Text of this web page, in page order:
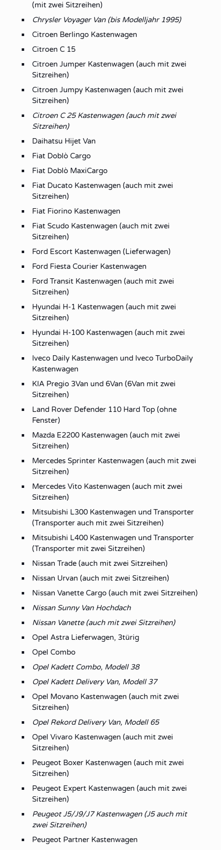
(mit zwei Sitzreihen)
Chrysler Voyager Van (bis Modelljahr 1995)
Citroen Berlingo Kastenwagen
Citroen C 15
Citroen Jumper Kastenwagen (auch mit zwei
Sitzreihen)
Citroen Jumpy Kastenwagen (auch mit zwei
Sitzreihen)
Citroen C 25 Kastenwagen (auch mit zwei
Sitzreihen)
Daihatsu Hijet Van
Fiat Doblò Cargo
Fiat Doblò MaxiCargo
Fiat Ducato Kastenwagen (auch mit zwei
Sitzreihen)
Fiat Fiorino Kastenwagen
Fiat Scudo Kastenwagen (auch mit zwei
Sitzreihen)
Ford Escort Kastenwagen (Lieferwagen)
Ford Fiesta Courier Kastenwagen
Ford Transit Kastenwagen (auch mit zwei
Sitzreihen)
Hyundai H-1 Kastenwagen (auch mit zwei
Sitzreihen)
Hyundai H-100 Kastenwagen (auch mit zwei
Sitzreihen)
Iveco Daily Kastenwagen und Iveco TurboDaily
Kastenwagen
KIA Pregio 3Van und 6Van (6Van mit zwei
Sitzreihen)
Land Rover Defender 110 Hard Top (ohne
Fenster)
Mazda E2200 Kastenwagen (auch mit zwei
Sitzreihen)
Mercedes Sprinter Kastenwagen (auch mit zwei
Sitzreihen)
Mercedes Vito Kastenwagen (auch mit zwei
Sitzreihen)
Mitsubishi L300 Kastenwagen und Transporter
(Transporter auch mit zwei Sitzreihen)
Mitsubishi L400 Kastenwagen und Transporter
(Transporter mit zwei Sitzreihen)
Nissan Trade (auch mit zwei Sitzreihen)
Nissan Urvan (auch mit zwei Sitzreihen)
Nissan Vanette Cargo (auch mit zwei Sitzreihen)
Nissan Sunny Van Hochdach
Nissan Vanette (auch mit zwei Sitzreihen)
Opel Astra Lieferwagen, 3türig
Opel Combo
Opel Kadett Combo, Modell 38
Opel Kadett Delivery Van, Modell 37
Opel Movano Kastenwagen (auch mit zwei
Sitzreihen)
Opel Rekord Delivery Van, Modell 65
Opel Vivaro Kastenwagen (auch mit zwei
Sitzreihen)
Peugeot Boxer Kastenwagen (auch mit zwei
Sitzreihen)
Peugeot Expert Kastenwagen (auch mit zwei
Sitzreihen)
Peugeot J5/J9/J7 Kastenwagen (J5 auch mit
zwei Sitzreihen)
Peugeot Partner Kastenwagen